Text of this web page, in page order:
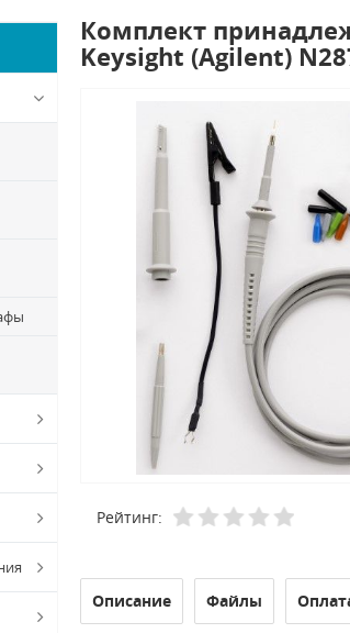
Комплект
Keysight (Agilent)
Рейтинг:
Описание Файлы